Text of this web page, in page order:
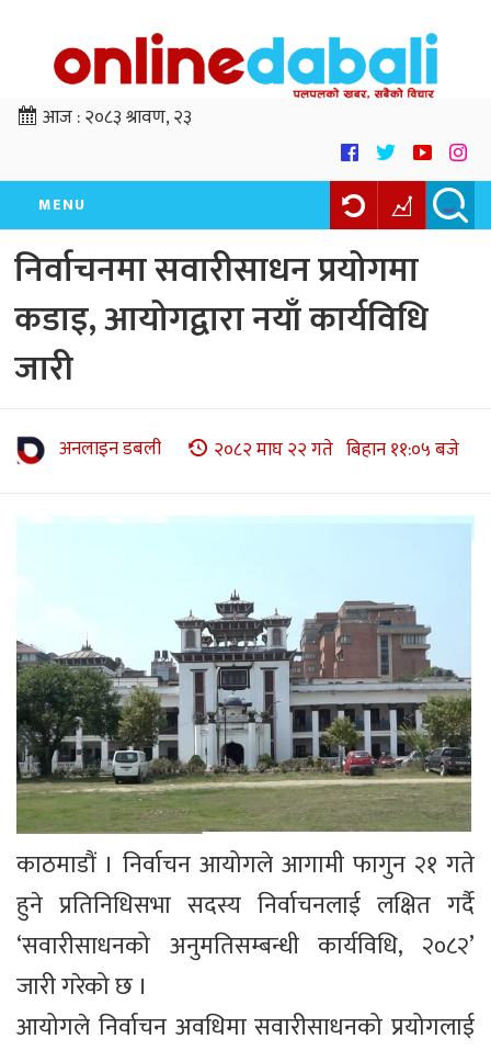
आज :२०८३ श्रावण, २३
MENU
निर्वाचनमा सवारीसाधन प्रयोगमा
कडाइ, आयोगद्वारा नयाँ कार्यविधि
जारी
अनलाइन डबली २०८२ माघ २२ गते बिहान ११:०५ बजे
काठमाडौं । निर्वाचन आयोगले आगामी फागुन २१ गते
हुने प्रतिनिधिसभा सदस्य निर्वाचनलाई लक्षित गर्दै
‘सवारीसाधनको अनुमतिसम्बन्धी कार्यविधि, २०८२’
जारी गरेको छ ।
आयोगले निर्वाचन अवधिमा सवारीसाधनको प्रयोगलाई